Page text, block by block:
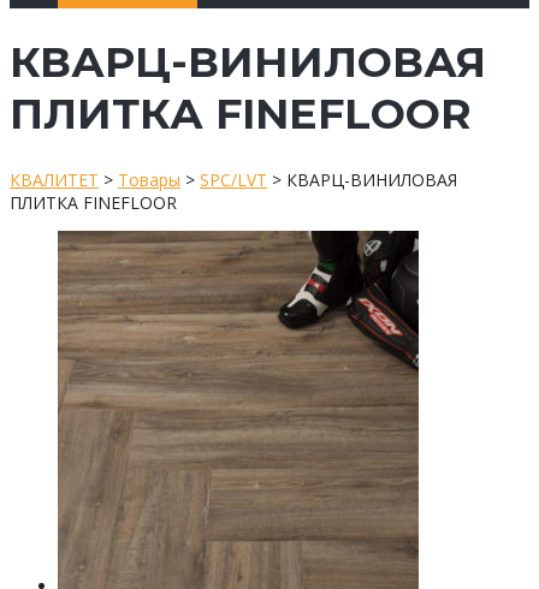
КВАРЦ-ВИНИЛОВАЯ
ПЛИТКА FINEFLOOR
КВАЛИТЕТ > Товары > SPC/LVT > КВАРЦ-ВИНИЛОВАЯ
ПЛИТКА FINEFLOOR